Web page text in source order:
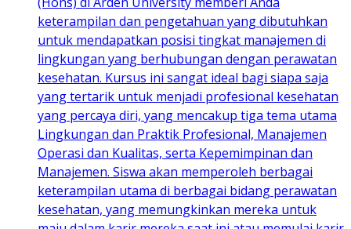
keterampilan dan pengetahuan yang dibutuhkan
untuk mendapatkan posisi tingkat manajemen di
lingkungan yang berhubungan dengan perawatan
kesehatan. Kursus ini sangat ideal bagi siapa saja
yang tertarik untuk menjadi profesional kesehatan
yang percaya diri, yang mencakup tiga tema utama
Lingkungan dan Praktik Profesional, Manajemen
Operasi dan Kualitas, serta Kepemimpinan dan
Manajemen. Siswa akan memperoleh berbagai
keterampilan utama di berbagai bidang perawatan
kesehatan, yang memungkinkan mereka untuk